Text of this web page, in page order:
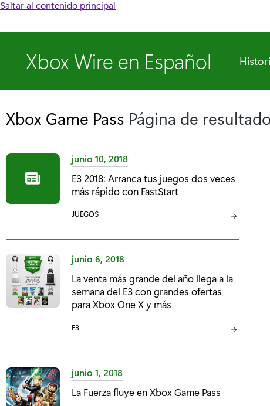
Saltar al contenido principal
Xbox Wire en Español
Xbox Game Pass Página de
junio 10, 2018
E3 2018: Arranca tus juegos dos veces
más rápido con FastStart
C
T
G
O
R
Í
:
JUEGOS
junio 6, 2018
La venta más grande del año llega a la
semana del E3 con grandes ofertas
para Xbox One X y más
C
T
G
O
E3
junio 1, 2018
La Fuerza fluye en Xbox Game Pass